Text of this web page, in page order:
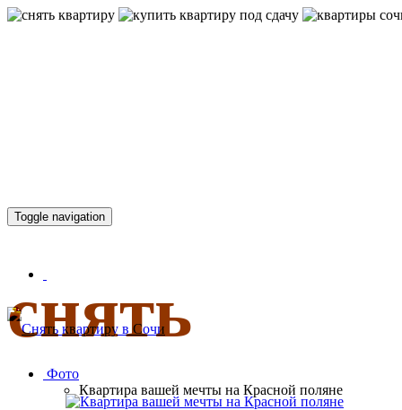
снять
Toggle navigation
Фото
Квартира вашей мечты на Красной поляне